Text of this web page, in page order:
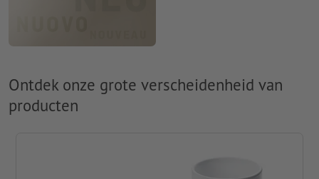
Ontdek onze grote verscheidenheid van
producten